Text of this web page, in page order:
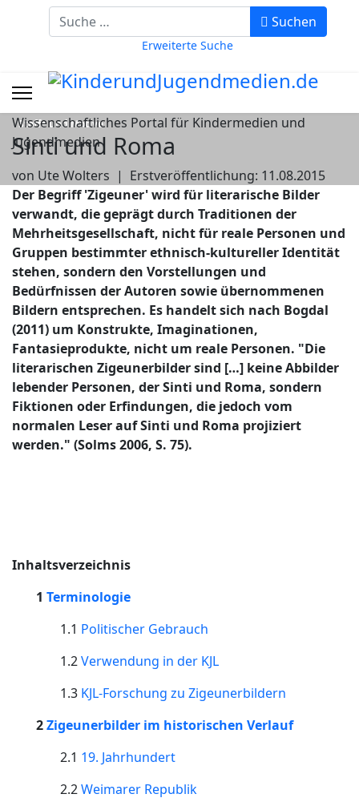
Suchbegriff eingeben
Suchen
Erweiterte Suche
Wissenschaftliches Portal für Kindermedien und
Jugendmedien
Stoffe und Motive
Sinti und Roma
von Ute Wolters | Erstveröffentlichung: 11.08.2015
Der Begriff 'Zigeuner' wird für literarische Bilder
verwandt, die geprägt durch Traditionen der
Mehrheitsgesellschaft, nicht für reale Personen und
Gruppen bestimmter ethnisch-kultureller Identität
stehen, sondern den Vorstellungen und
Bedürfnissen der Autoren sowie übernommenen
Bildern entsprechen. Es handelt sich nach Bogdal
(2011) um Konstrukte, Imaginationen,
Fantasieprodukte, nicht um reale Personen. "Die
literarischen Zigeunerbilder sind […] keine Abbilder
lebender Personen, der Sinti und Roma, sondern
Fiktionen oder Erfindungen, die jedoch vom
normalen Leser auf Sinti und Roma projiziert
werden." (Solms 2006, S. 75).
Inhaltsverzeichnis
1 Terminologie
1.1 Politischer Gebrauch
1.2Verwendung in der KJL
1.3 KJL-Forschung zu Zigeunerbildern
2Zigeunerbilder im historischen Verlauf
2.1 19. Jahrhundert
2.2Weimarer Republik